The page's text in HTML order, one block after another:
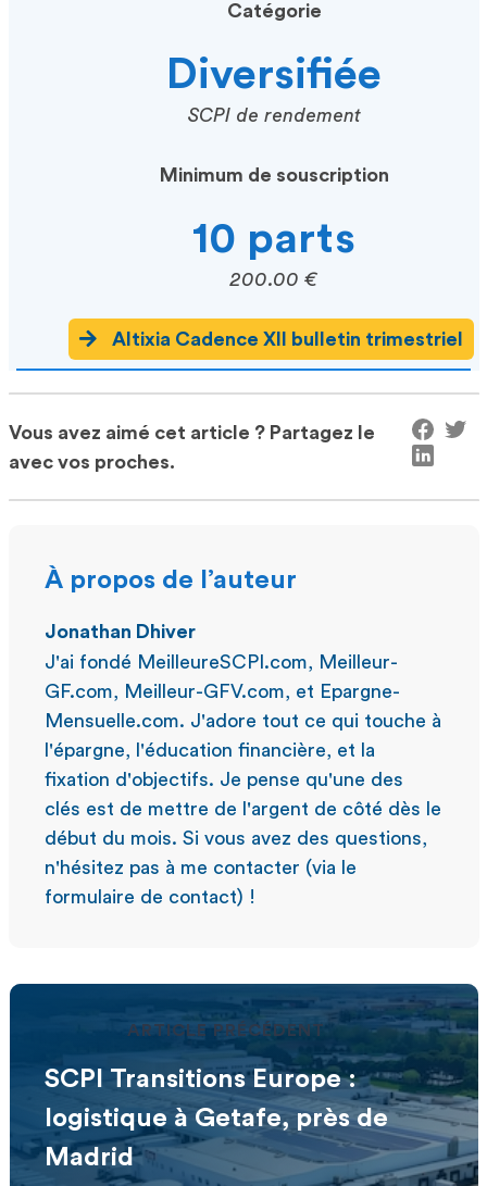
Catégorie
Diversifiée
SCPI de rendement
Minimum de souscription
10 parts
200.00 €
Altixia Cadence XII bulletin trimestriel
Vous avez aimé cet article ? Partagez le
avec vos proches.
À propos de l’auteur
Jonathan Dhiver
J'ai fondé MeilleureSCPI.com, Meilleur-
GF.com, Meilleur-GFV.com, et Epargne-
Mensuelle.com. J'adore tout ce qui touche à
l'épargne, l'éducation financière, et la
fixation d'objectifs. Je pense qu'une des
clés est de mettre de l'argent de côté dès le
début du mois. Si vous avez des questions,
n'hésitez pas à me contacter (via le
formulaire de contact) !
ARTICLE PRÉCÉDENT
SCPI Transitions Europe :
logistique à Getafe, près de
Madrid